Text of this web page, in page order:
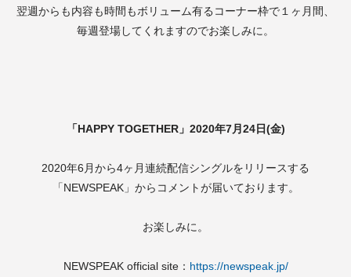
翌週からも内容も時間もボリューム有るコーナー枠で１ヶ月間、
毎週登場してくれますのでお楽しみに。
「HAPPY TOGETHER」2020年7月24日(金)
2020年6月から4ヶ月連続配信シングルをリリースする
「NEWSPEAK」からコメントが届いております。
お楽しみに。
NEWSPEAK official site： https://newspeak.jp/